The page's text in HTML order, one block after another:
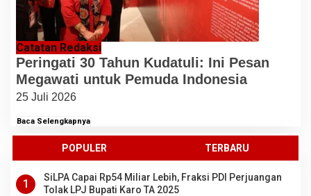
Catatan Redaksi
Peringati 30 Tahun Kudatuli: Ini Pesan
Megawati untuk Pemuda Indonesia
25 Juli 2026
Baca Selengkapnya
POPULER TERBARU
1
SiLPA Capai Rp54 Miliar Lebih, Fraksi PDI Perjuangan
Tolak LPJ Bupati Karo TA 2025